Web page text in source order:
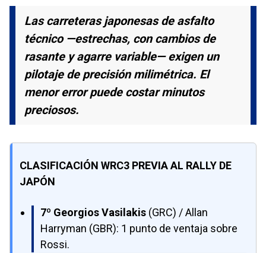
Las carreteras japonesas de asfalto
técnico —estrechas, con cambios de
rasante y agarre variable— exigen un
pilotaje de precisión milimétrica. El
menor error puede costar minutos
preciosos.
CLASIFICACIÓN WRC3 PREVIA AL RALLY DE
JAPÓN
7º Georgios Vasilakis (GRC) / Allan
Harryman (GBR): 1 punto de ventaja sobre
Rossi.